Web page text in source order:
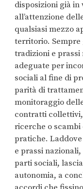
disposizioni già
all’attenzione
qualsiasi mezzo
territorio.
tradizioni e
adeguate per
sociali al fine di
parità di
monitoraggio
contratti
ricerche o scambi
pratiche.
e prassi
parti sociali,
autonomia, a